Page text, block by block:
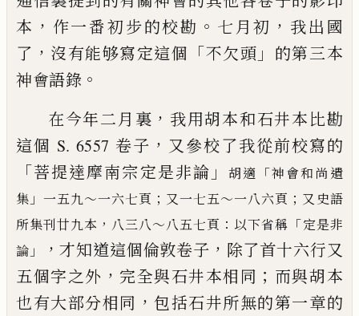
本 ， 作一番初步的校勘 。 七月初 ， 我出國
了 ， 沒有能够寫定這個 「不欠頭 」 的第三本
神會語錄 。
在今年二月裏 ， 我用胡本和石井本比勘
這個 S. 6557 卷子 ， 又參校了我從前校寫的
「菩提達摩南宗定是非論 」 胡適 「神會和尚 遺
集 」 一五九～一六七頁 ； 又一七五～一八六頁 ； 又史語
所集刊廿九本 ， 八三八～八五七頁 ： 以下省稱 「定是非
論 」 ，才知道這個倫敦卷子 ， 除了首十六行又
五個字之外 ， 完全與石井本相同 ； 而與胡本
也有大部分相同 ，包括石井所無的第一章的